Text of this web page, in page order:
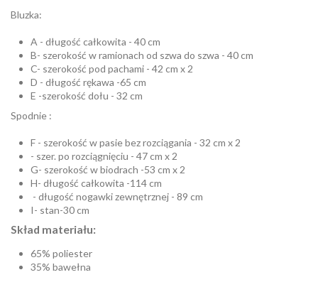
Bluzka:
A - długość całkowita - 40 cm
B- szerokość w ramionach od szwa do szwa - 40 cm
C- szerokość pod pachami - 42 cm x 2
D - długość rękawa -65 cm
E -szerokość dołu - 32 cm
Spodnie :
F - szerokość w pasie bez rozciągania - 32 cm x 2
- szer. po rozciągnięciu - 47 cm x 2
G- szerokość w biodrach -53 cm x 2
H- długość całkowita -114 cm
- długość nogawki zewnętrznej - 89 cm
I- stan-30 cm
Skład materiału:
65% poliester
35% bawełna